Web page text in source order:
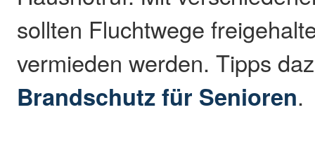
sollten Fluchtwege
vermieden werden. Tipps
Brandschutz für Senioren.